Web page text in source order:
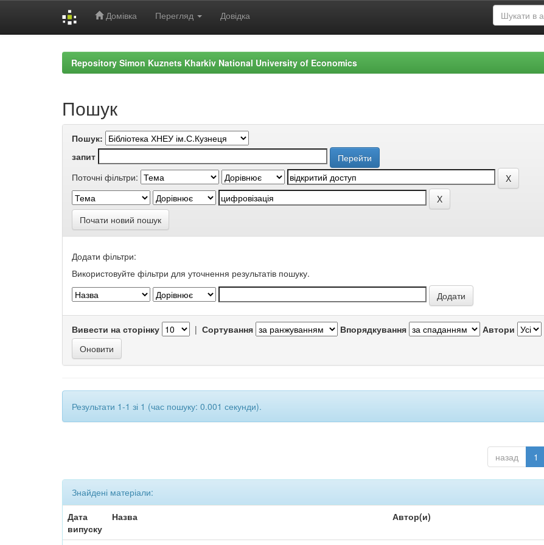
Домівка Перегляд Довідка
Repository Simon Kuznets Kharkiv National University of Economics
Пошук
Пошук:
запит
Поточні фільтри:
Почати новий пошук
Додати фільтри:
Використовуйте фільтри для уточнення результатів пошуку.
Вивести на сторінку | Сортування Впорядкування Автори
Результати 1-1 зі 1 (час пошуку: 0.001 секунди).
назад 1
Знайдені матеріали:
Дата
випуску
Назва Автор(и)